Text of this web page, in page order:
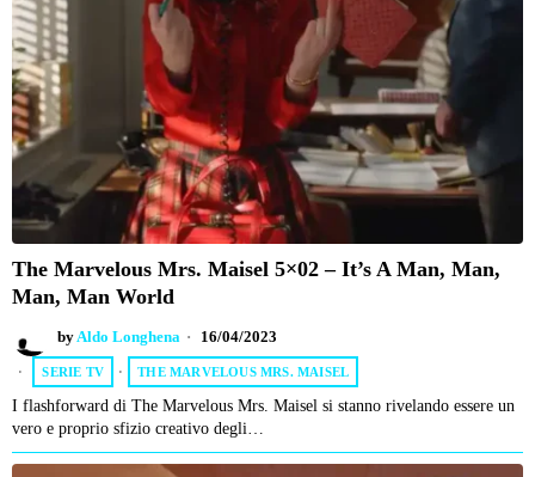
The Marvelous Mrs. Maisel 5×02 – It’s A Man, Man,
Man, Man World
by Aldo Longhena 16/04/2023
SERIE TV · THE MARVELOUS MRS. MAISEL
I flashforward di The Marvelous Mrs. Maisel si stanno rivelando essere un
vero e proprio sfizio creativo degli…